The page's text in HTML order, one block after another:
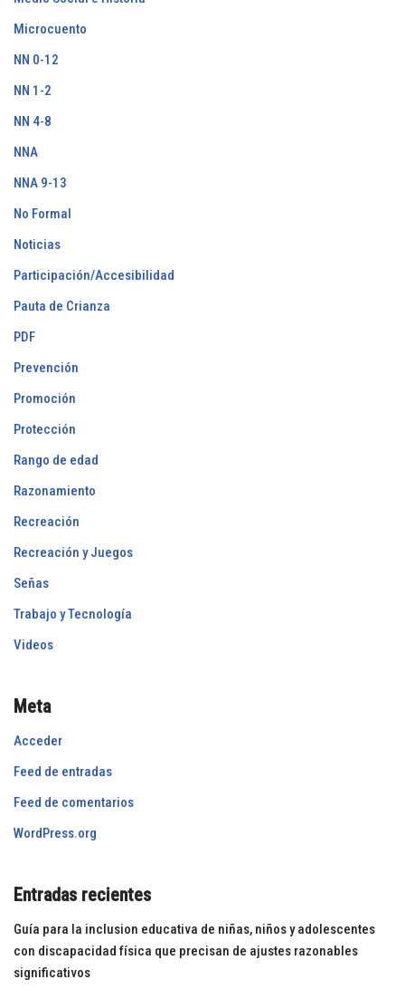
Microcuento
NN 0-12
NN 1-2
NN 4-8
NNA
NNA 9-13
No Formal
Noticias
Participación/Accesibilidad
Pauta de Crianza
PDF
Prevención
Promoción
Protección
Rango de edad
Razonamiento
Recreación
Recreación y Juegos
Señas
Trabajo y Tecnología
Videos
Meta
Acceder
Feed de entradas
Feed de comentarios
WordPress.org
Entradas recientes
Guía para la inclusion educativa de niñas, niños y adolescentes
con discapacidad física que precisan de ajustes razonables
significativos